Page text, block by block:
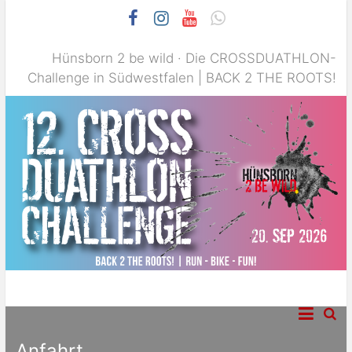
Hünsborn 2 be wild · Die CROSSDUATHLON-
Challenge in Südwestfalen | BACK 2 THE ROOTS!
Hünsborn 2 be wild –
CROSSDUATHLON-
MTB-Strecke werden bei H2BW voll auf ihre Kosten kommen!